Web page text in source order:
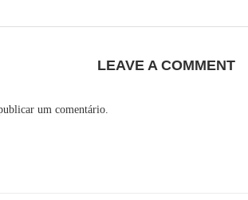
LEAVE A COMMENT
um comentário.